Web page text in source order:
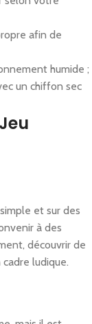
afin de
humide ;
un chiffon sec
et sur des
à des
découvrir de
ludique.